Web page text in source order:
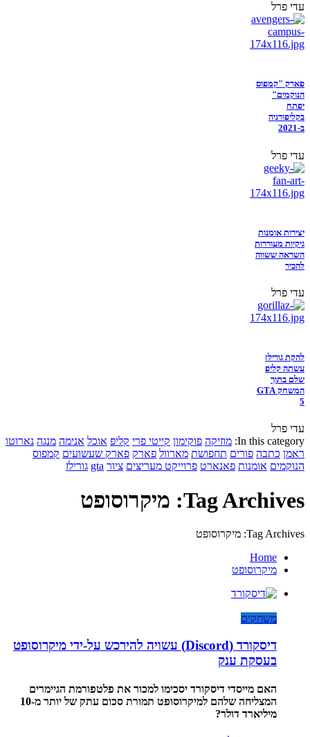
עדי פרל
פארק "קמפוס
הנוקמים"
יפתח
בקליפורניה
ב-2021
עדי פרל
יצירות אומנות
גיקיות מעוררות
השראה ששווה
להכיר
עדי פרל
להקת גורילז
עשתה קליפ
שלם בתוך
המשחק GTA
5
עדי פרל
In this category: מוזיקה פוקימון קייטי פרי קליפ אוכל אנימה מנגה נארוטו
ראמן כתבה פורים תחפושת מארוול פארק פארק שעשועים קמפוס
הנוקמים אומנות פאנארט פרוייקט מעריצים ציור gta גורילז
Tag Archives: מיקרוסופט
Tag Archives: מיקרוסופט
Home
מיקרוסופט
משחקים
דיסקורד (Discord) עשויה להירכש על-ידי מיקרוסופט
בעסקת ענק
האם מייסדי דיסקורד יסכימו למכור את פלטפורמת הגיימרים
המצליחה שלהם למיקרוסופט תמורת סכום עתק של יותר מ-10
מיליארד דולר?